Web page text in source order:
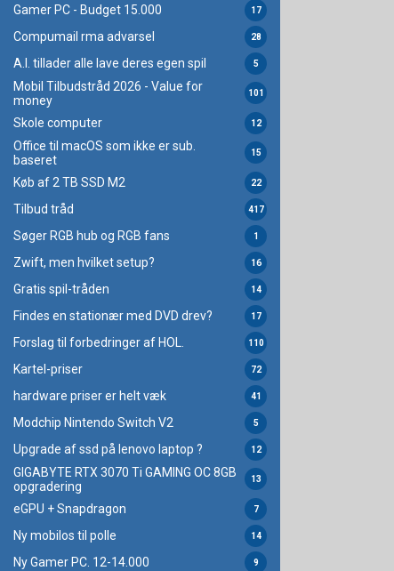
Gamer PC - Budget 15.000 17
Compumail rma advarsel 28
A.I. tillader alle lave deres egen spil 5
Mobil Tilbudstråd 2026 - Value for
money
101
Skole computer 12
Office til macOS som ikke er sub.
baseret
15
Køb af 2 TB SSD M2 22
Tilbud tråd 417
Søger RGB hub og RGB fans 1
Zwift, men hvilket setup? 16
Gratis spil-tråden 14
Findes en stationær med DVD drev? 17
Forslag til forbedringer af HOL. 110
Kartel-priser 72
hardware priser er helt væk 41
Modchip Nintendo Switch V2 5
Upgrade af ssd på lenovo laptop ? 12
GIGABYTE RTX 3070 Ti GAMING OC 8GB
opgradering
13
eGPU + Snapdragon 7
Ny mobilos til polle 14
Ny Gamer PC. 12-14.000 9